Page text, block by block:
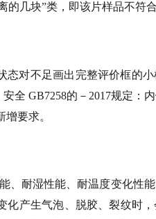
几块”类，即该片样品不符合
对不足画出完整评价框的
全 GB7258的－2017规定：
要求。
、耐湿性能、耐温度变化性
产生气泡、脱胶、裂纹时